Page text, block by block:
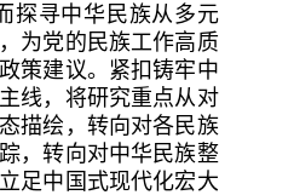
探寻中华民族从多元
为党的民族工作高质
策建议。紧扣铸牢中
线，将研究重点从对
描绘，转向对各民族
，转向对中华民族整
足中国式现代化宏大